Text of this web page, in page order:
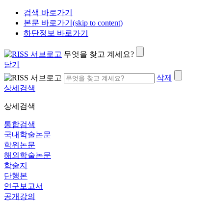
검색 바로가기
본문 바로가기(skip to content)
하단정보 바로가기
무엇을 찾고 계세요?
닫기
삭제
상세검색
상세검색
통합검색
국내학술논문
학위논문
해외학술논문
학술지
단행본
연구보고서
공개강의